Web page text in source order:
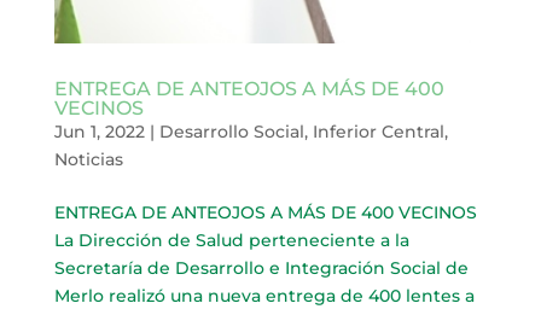
ENTREGA DE ANTEOJOS A MÁS DE 400
VECINOS
Jun 1, 2022| Desarrollo Social, Inferior Central,
Noticias
ENTREGA DE ANTEOJOS A MÁS DE 400 VECINOS
La Dirección de Salud perteneciente a la
Secretaría de Desarrollo e Integración Social de
Merlo realizó una nueva entrega de 400 lentes a